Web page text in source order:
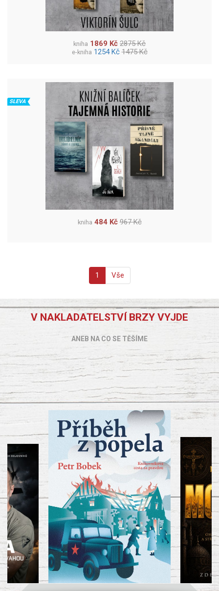
kniha 1869 Kč 2875 Kč
e-kniha 1254 Kč 1475 Kč
SLEVA
kniha 484 Kč 967 Kč
1 Vše
V NAKLADATELSTVÍ BRZY VYJDE
ANEB NA CO SE TĚŠÍME